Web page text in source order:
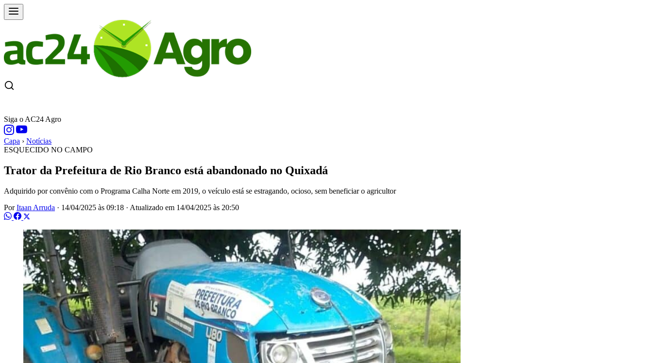
Siga o AC24 Agro
Capa › Notícias
ESQUECIDO NO CAMPO
Trator da Prefeitura de Rio Branco está abandonado no Quixadá
Adquirido por convênio com o Programa Calha Norte em 2019, o veículo está se estragando, ocioso, sem beneficiar o agricultor
PorItaan Arruda · 14/04/2025 às 09:18 · Atualizado em 14/04/2025 às 20:50